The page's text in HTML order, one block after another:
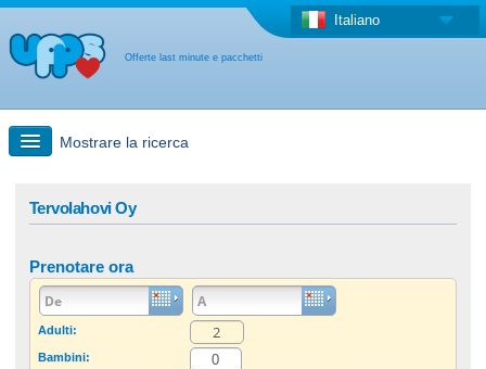
Offerte last minute e pacchetti
Italiano
Mostrare la ricerca
Offerta last minute + Offerta forfettaria
Tervolahovi Oy
Prenotare ora
Adulti:
Bambini: